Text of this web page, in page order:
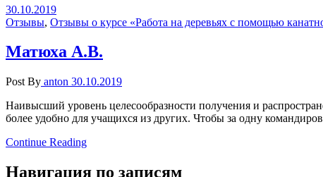
30.10.2019
Отзывы, Отзывы о курсе «Работа на деревьях с помощью
Матюха А.В.
Post By anton 30.10.2019
Наивысший уровень целесообразности получения и
более удобно для учащихся из других. Чтобы за одну
Continue Reading
Навигация по записям